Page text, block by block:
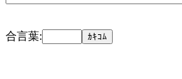
合言葉: